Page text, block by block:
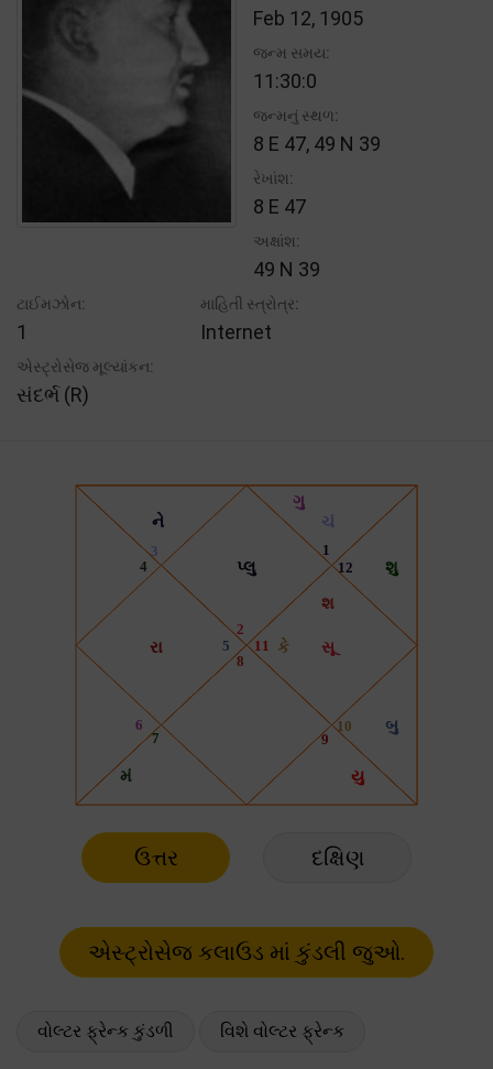
Feb 12, 1905
જન્મ સમય:
11:30:0
જન્મનું સ્થળ:
8 E 47, 49 N 39
રેખાંશ:
8 E 47
અક્ષાંશ:
49 N 39
ટાઈમઝોન:
1
માહિતી સ્ત્રોત્ર:
Internet
એસ્ટ્રોસેજ મૂલ્યાંકન:
સંદર્ભ (R)
ઉત્તર દક્ષિણ
વોલ્ટર ફ્રેન્ક કુંડળી વિશે વોલ્ટર ફ્રેન્ક